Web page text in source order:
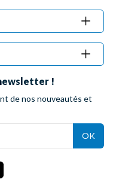
!
de nos nouveautés et